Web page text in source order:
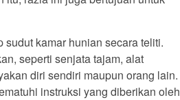
kamar hunian secara teliti.
seperti senjata tajam, alat
diri sendiri maupun orang lain.
instruksi yang diberikan oleh